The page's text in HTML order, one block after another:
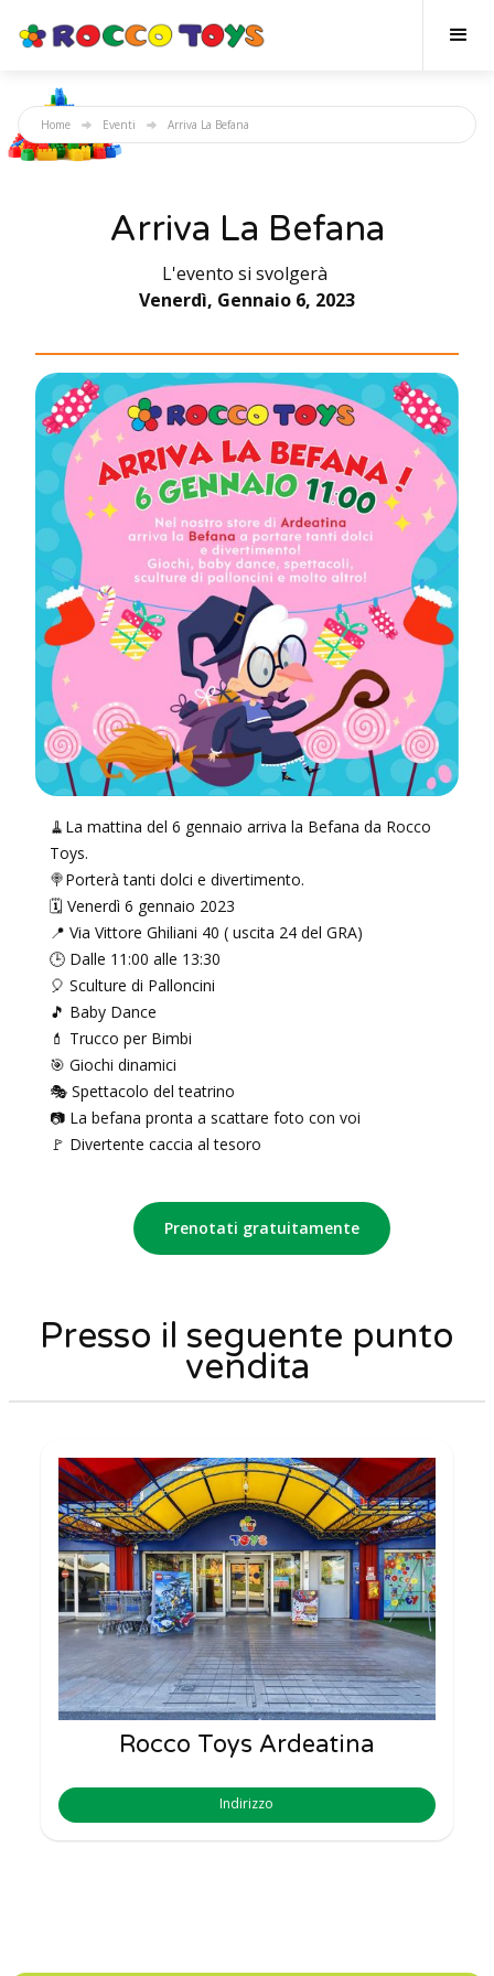
Home Eventi Arriva La Befana
Arriva La Befana
L'evento si svolgerà
Venerdì, Gennaio 6, 2023
🧹La mattina del 6 gennaio arriva la Befana da Rocco
Toys.
🍭Porterà tanti dolci e divertimento.
🗓 Venerdì 6 gennaio 2023
📍 Via Vittore Ghiliani 40 ( uscita 24 del GRA)
🕒 Dalle 11:00 alle 13:30
🎈 Sculture di Palloncini
🎵 Baby Dance
💄 Trucco per Bimbi
🎯 Giochi dinamici
🎭 Spettacolo del teatrino
📷 La befana pronta a scattare foto con voi
🚩 Divertente caccia al tesoro
Prenotati gratuitamente
Presso il seguente punto
vendita
Rocco Toys Ardeatina
Indirizzo